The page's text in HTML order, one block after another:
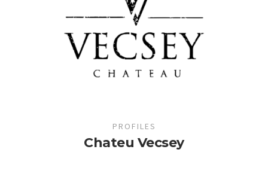
PROFILES
Chateu Vecsey